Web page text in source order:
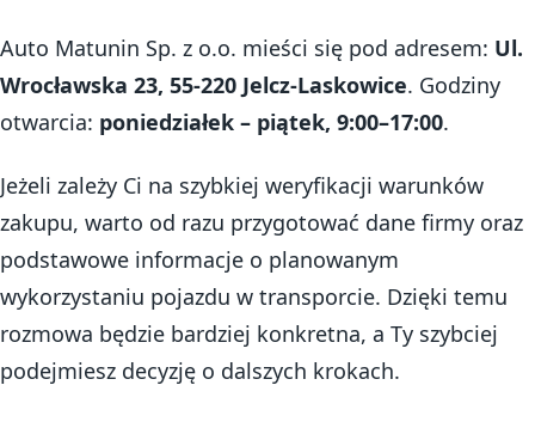
Auto Matunin Sp. z o.o. mieści się pod adresem: Ul.
Wrocławska 23, 55-220 Jelcz-Laskowice. Godziny
otwarcia: poniedziałek – piątek, 9:00–17:00.
Jeżeli zależy Ci na szybkiej weryfikacji warunków
zakupu, warto od razu przygotować dane firmy oraz
podstawowe informacje o planowanym
wykorzystaniu pojazdu w transporcie. Dzięki temu
rozmowa będzie bardziej konkretna, a Ty szybciej
podejmiesz decyzję o dalszych krokach.